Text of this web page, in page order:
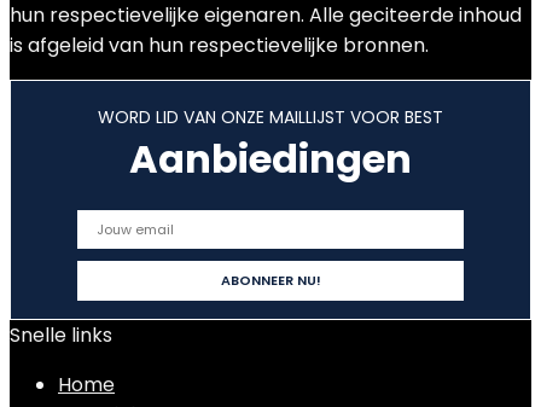
hun respectievelijke eigenaren. Alle geciteerde inhoud
is afgeleid van hun respectievelijke bronnen.
WORD LID VAN ONZE MAILLIJST VOOR BEST
Aanbiedingen
Snelle links
Home